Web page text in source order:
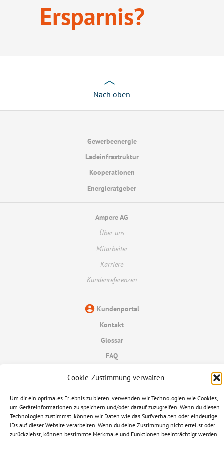
Cookie-Zustimmung verwalten
Um dir ein optimales Erlebnis zu bieten, verwenden wir Technologien wie Cookies,
um Geräteinformationen zu speichern und/oder darauf zuzugreifen. Wenn du diesen
Technologien zustimmst, können wir Daten wie das Surfverhalten oder eindeutige
IDs auf dieser Website verarbeiten. Wenn du deine Zustimmung nicht erteilst oder
zurückziehst, können bestimmte Merkmale und Funktionen beeinträchtigt werden.
Ersparnis?
Nach oben
Gewerbeenergie
Ladeinfrastruktur
Kooperationen
Energieratgeber
Ampere AG
Über uns
Mitarbeiter
Karriere
Kundenreferenzen
Kundenportal
Kontakt
Glossar
FAQ
Impressum
© 2026 Ampere AG